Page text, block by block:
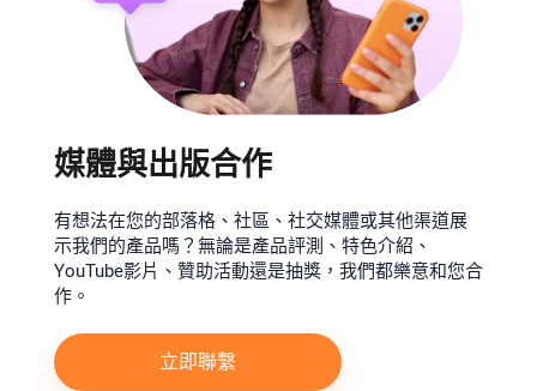
媒體與出版合作
有想法在您的部落格、社區、社交媒體或其他渠道展
示我們的產品嗎？無論是產品評測、特色介紹、
YouTube影片、贊助活動還是抽獎，我們都樂意和您合
作。
立即聯繫